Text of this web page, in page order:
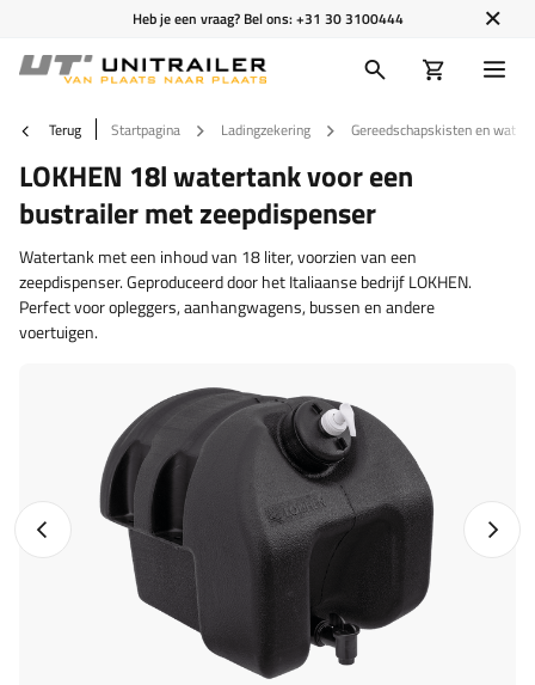
Heb je een vraag? Bel ons:+31 30 3100444
Terug Startpagina Ladingzekering Gereedschapskisten en
LOKHEN 18l watertank voor een
bustrailer met zeepdispenser
Watertank met een inhoud van 18 liter, voorzien van een
zeepdispenser. Geproduceerd door het Italiaanse bedrijf LOKHEN.
Perfect voor opleggers, aanhangwagens, bussen en andere
voertuigen.
Vorige foto